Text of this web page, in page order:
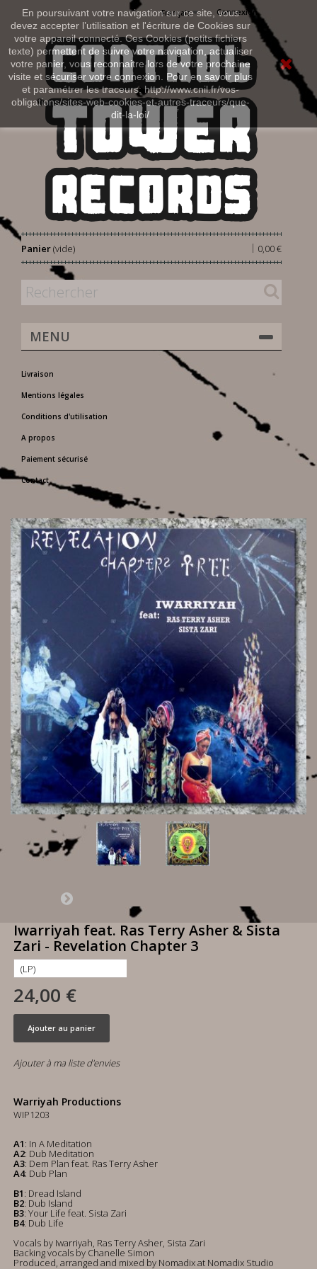
En poursuivant votre navigation sur ce site, vous
devez accepter l’utilisation et l'écriture de Cookies sur
votre appareil connecté. Ces Cookies (petits fichiers
texte) permettent de suivre votre navigation, actualiser
votre panier, vous reconnaitre lors de votre prochaine
visite et sécuriser votre connexion. Pour en savoir plus
et paramétrer les traceurs: http://www.cnil.fr/vos-
obligations/sites-web-cookies-et-autres-traceurs/que-
dit-la-loi/
Connexion
Français
Panier 0,00 €
|
(vide)
MENU
Livraison
Mentions légales
Conditions d'utilisation
A propos
Paiement sécurisé
Contact
Iwarriyah feat. Ras Terry Asher & Sista
Zari - Revelation Chapter 3
24,00 €
Ajouter au panier
Ajouter à ma liste d'envies
Warriyah Productions
WIP1203
A1: In A Meditation
A2: Dub Meditation
A3: Dem Plan feat. Ras Terry Asher
A4: Dub Plan
B1: Dread Island
B2: Dub Island
B3: Your Life feat. Sista Zari
B4: Dub Life
Vocals by Iwarriyah, Ras Terry Asher, Sista Zari
Backing vocals by Chanelle Simon
Produced, arranged and mixed by Nomadix at Nomadix Studio